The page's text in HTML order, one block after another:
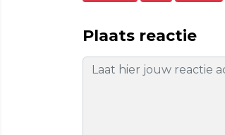
Plaats reactie